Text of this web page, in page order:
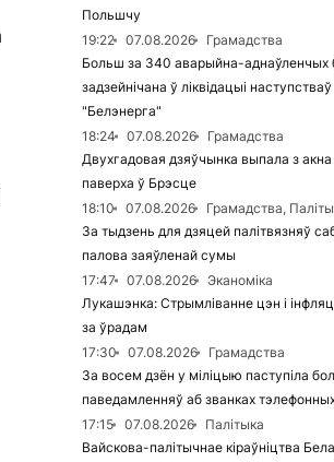
Польшчу
19:22
07.08.2026
Грамадства
Больш за 340 аварыйна-аднаўленчых
задзейнічана ў ліквідацыі
"Белэнерга"
18:24
07.08.2026
Грамадства
Двухгадовая дзяўчынка выпала з
паверха ў Брэсце
18:10
07.08.2026
Грамадства,
За тыдзень для дзяцей палітвязняў
палова заяўленай сумы
17:47
07.08.2026
Эканоміка
Лукашэнка: Стрымліванне цэн і
за ўрадам
17:30
07.08.2026
Грамадства
За восем дзён у міліцыю паступіла
паведамленняў аб званках
17:15
07.08.2026
Палітыка
Вайскова-палітычнае кіраўніцтва